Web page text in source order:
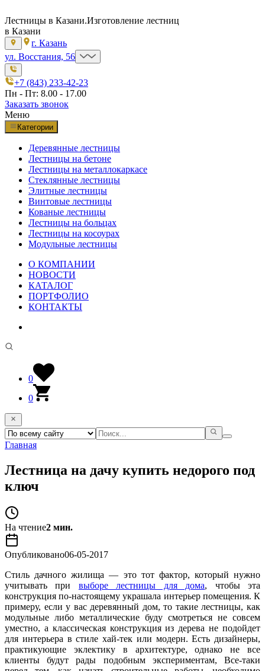
Лестницы в Казани.Изготовление лестниц
в Казани
г. Казань
ул. Восстания, 56
+7 (843) 233-42-23
Пн - Пт: 8.00 - 17.00
Заказать звонок
Меню
Категории
Деревянные лестницы
Лестницы на бетоне
Лестницы на металлокаркасе
Стеклянные лестницы
Элитные лестницы
Винтовые лестницы
Кованые лестницы
Лестницы на больцах
Лестницы на косоурах
Модульные лестницы
О КОМПАНИИ
НОВОСТИ
КАТАЛОГ
ПОРТФОЛИО
КОНТАКТЫ
0
0
Главная
Лестница на дачу купить недорого под
ключ
На чтение2 мин.
Опубликовано06-05-2017
Стиль дачного жилища — это тот фактор, который нужно
учитывать при выборе лестницы для дома, чтобы эта
конструкция по-настоящему украшала интерьер помещения. К
примеру, если у вас деревянный дом, то такие лестницы, как
модульные либо металлические буду смотреться не совсем
уместно, а классическая конструкция из дерева не подойдет
для интерьера в стиле хай-тек или модерн. Есть дизайнеры,
практикующие эклектику в архитектуре, однако не все
клиенты будут рады подобным экспериментам, Все-таки